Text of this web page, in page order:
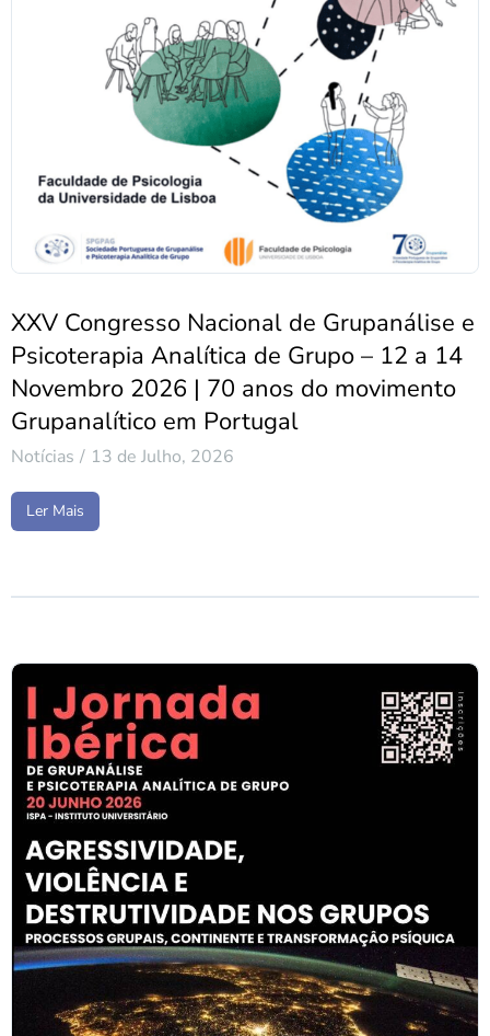
XXV Congresso Nacional de Grupanálise e
Psicoterapia Analítica de Grupo – 12 a 14
Novembro 2026 | 70 anos do movimento
Grupanalítico em Portugal
Notícias 13 de Julho, 2026
Ler Mais